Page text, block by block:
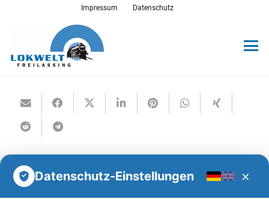
Impressum Datenschutz
Datenschutz-Einstellungen ×